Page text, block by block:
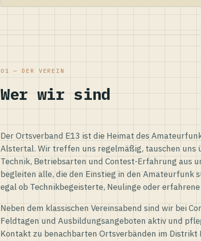
01 — DER VEREIN
Wer wir sind
Der Ortsverband E13 ist die Heimat des
Alstertal. Wir treffen uns regelmäßig, tauschen uns
Technik, Betriebsarten und Contest-Erfahrung aus
begleiten alle, die den Einstieg in den Amateurfunk
egal ob Technikbegeisterte, Neulinge oder
Neben dem klassischen Vereinsabend sind wir bei
Feldtagen und Ausbildungsangeboten aktiv und
Kontakt zu benachbarten Ortsverbänden im Distrikt